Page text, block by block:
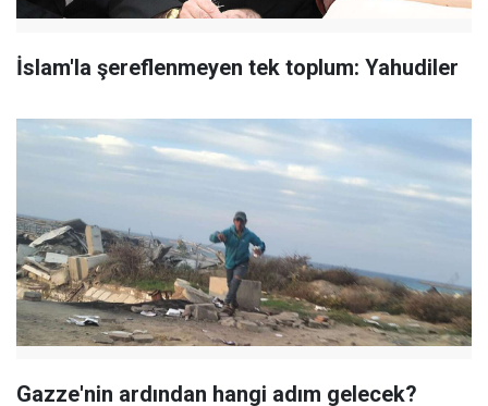
İslam'la şereflenmeyen tek toplum: Yahudiler
Gazze'nin ardından hangi adım gelecek?